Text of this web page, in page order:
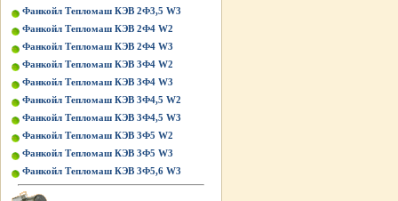
Фанкойл Тепломаш КЭВ 2Ф3,5 W3
Фанкойл Тепломаш КЭВ 2Ф4 W2
Фанкойл Тепломаш КЭВ 2Ф4 W3
Фанкойл Тепломаш КЭВ 3Ф4 W2
Фанкойл Тепломаш КЭВ 3Ф4 W3
Фанкойл Тепломаш КЭВ 3Ф4,5 W2
Фанкойл Тепломаш КЭВ 3Ф4,5 W3
Фанкойл Тепломаш КЭВ 3Ф5 W2
Фанкойл Тепломаш КЭВ 3Ф5 W3
Фанкойл Тепломаш КЭВ 3Ф5,6 W3